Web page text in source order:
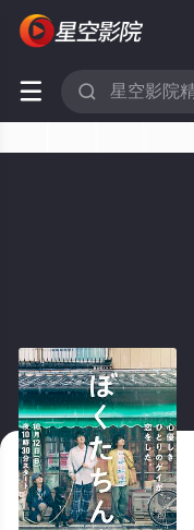
 